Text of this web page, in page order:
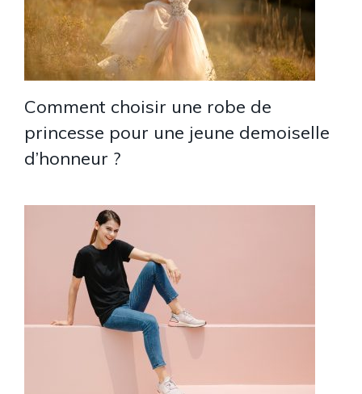
Comment choisir une robe de
princesse pour une jeune demoiselle
d’honneur ?